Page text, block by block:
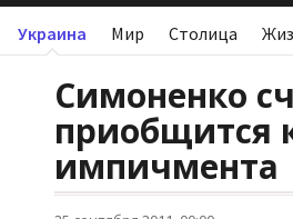
Украина Мир Столица
Симоненко
приобщится
импичмента